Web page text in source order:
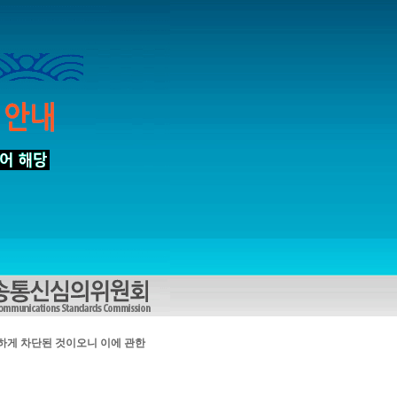
게 차단된 것이오니 이에 관한